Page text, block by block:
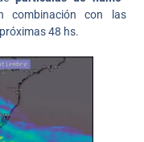
combinación con las
48 hs.